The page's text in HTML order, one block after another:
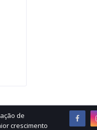
de
crescimento